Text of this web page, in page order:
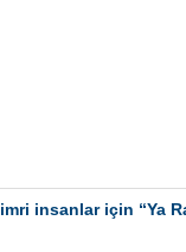
insanlar için “Ya